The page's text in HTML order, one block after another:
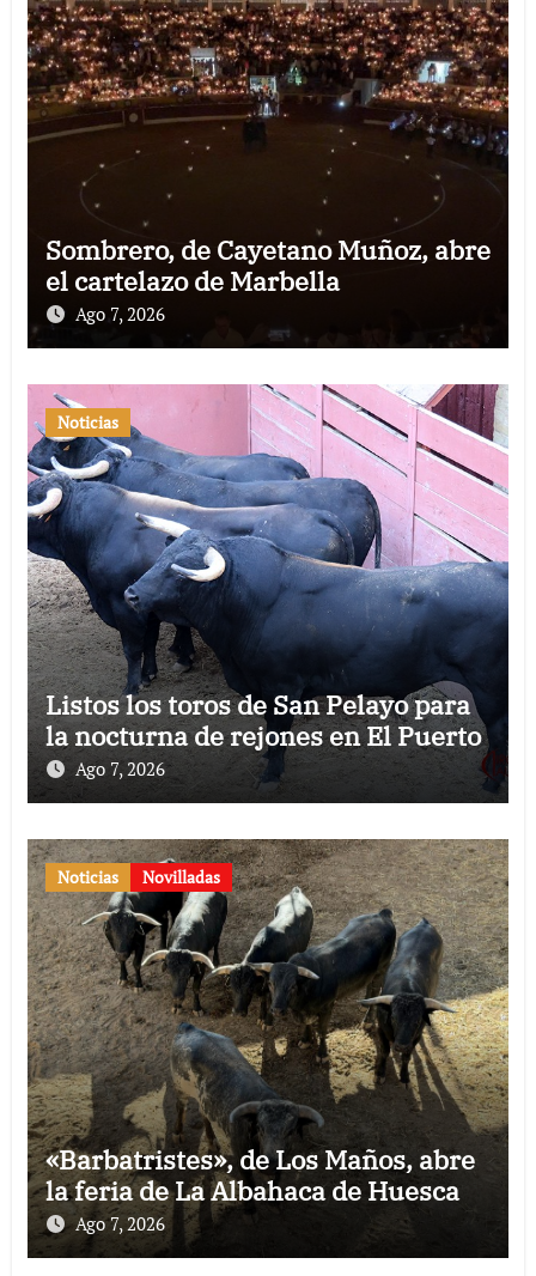
Sombrero, de Cayetano Muñoz, abre
el cartelazo de Marbella
Ago 7, 2026
Noticias
Listos los toros de San Pelayo para
la nocturna de rejones en El Puerto
Ago 7, 2026
Noticias Novilladas
«Barbatristes», de Los Maños, abre
la feria de La Albahaca de Huesca
Ago 7, 2026